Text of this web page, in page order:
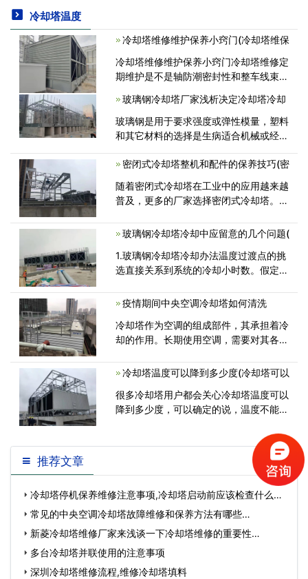
冷却塔温度
冷却塔维修维护保养小窍门(冷却塔维保
冷却塔维修维护保养小窍门冷却塔维修定
期维护是不是轴防潮密封性和整车线束。
更快的按时润滑油脂，发觉有很多的噪声
滚动轴承拆换避免水份水，进行密封<
玻璃钢冷却塔厂家浅析决定冷却塔冷却
玻璃钢是用于要求强度或弹性模量，塑料
和其它材料的选择是生病适合机械或经济
以使该材料是用经济的方式，但是这是情
况并非总是如此。 1、纤维的取向<
密闭式冷却塔整机和配件的保养技巧(密
随着密闭式冷却塔在工业中的应用越来越
普及，更多的厂家选择密闭式冷却塔。但
是整机会出现老化的现象。那么为什么会
玻璃钢冷却塔冷却中应留意的几个问题(
1.玻璃钢冷却塔冷却办法温度过渡点的挑
选直接关系到系统的冷却小时数。假定核
12.7℃，冷却塔冷却起伏、管路及换热器
<
疫情期间中央空调冷却塔如何清洗
冷却塔作为空调的组成部件，其承担着冷
却的作用。长期使用空调，需要对其各部
不例外。如果长期不对冷却塔进行维护与
<
冷却塔温度可以降到多少度(冷却塔可以
很多冷却塔用户都会关心冷却塔温度可以
降到多少度，可以确定的说，温度不能无
推荐文章
冷却塔停机保养维修注意事项,冷却塔启动前应该检查什么…
常见的中央空调冷却塔故障维修和保养方法有哪些…
新菱冷却塔维修厂家来浅谈一下冷却塔维修的重要性…
多台冷却塔并联使用的注意事项
深圳冷却塔维修流程,维修冷却塔填料